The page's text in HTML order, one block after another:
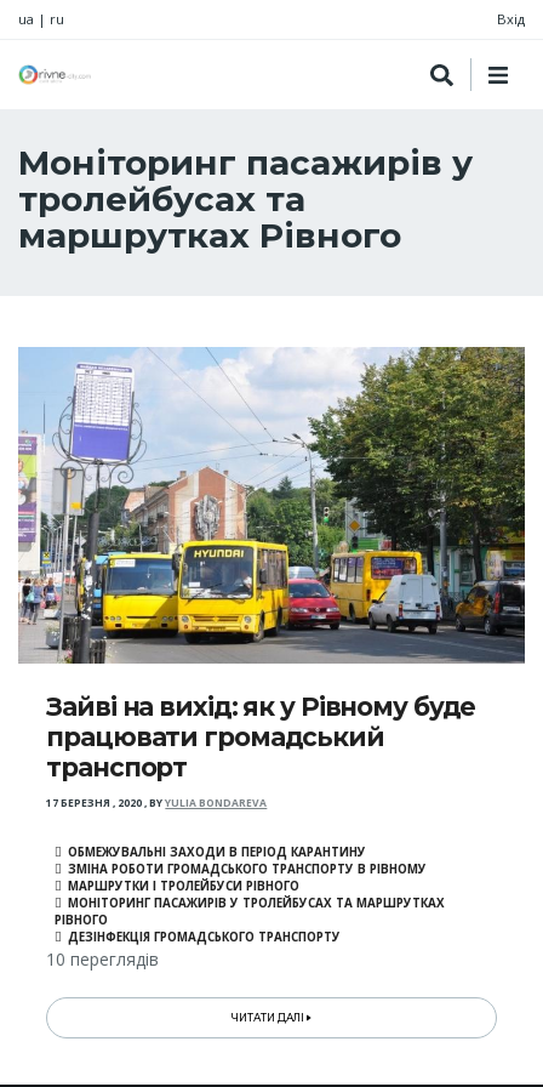
ua | ru Вхід
Моніторинг пасажирів у
тролейбусах та
маршрутках Рівного
Зайві на вихід: як у Рівному буде
працювати громадський
транспорт
17 БЕРЕЗНЯ , 2020,BYYULIA BONDAREVA
ОБМЕЖУВАЛЬНІ ЗАХОДИ В ПЕРІОД КАРАНТИНУ
ЗМІНА РОБОТИ ГРОМАДСЬКОГО ТРАНСПОРТУ В РІВНОМУ
МАРШРУТКИ І ТРОЛЕЙБУСИ РІВНОГО
МОНІТОРИНГ ПАСАЖИРІВ У ТРОЛЕЙБУСАХ ТА МАРШРУТКАХ
РІВНОГО
ДЕЗІНФЕКЦІЯ ГРОМАДСЬКОГО ТРАНСПОРТУ
10 переглядів
ЧИТАТИ ДАЛІ